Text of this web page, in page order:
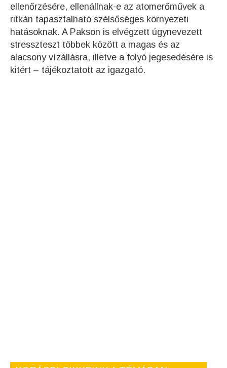
ellenőrzésére, ellenállnak-e az atomerőművek a
ritkán tapasztalható szélsőséges környezeti
hatásoknak. A Pakson is elvégzett úgynevezett
stresszteszt többek között a magas és az
alacsony vízállásra, illetve a folyó jegesedésére is
kitért – tájékoztatott az igazgató.